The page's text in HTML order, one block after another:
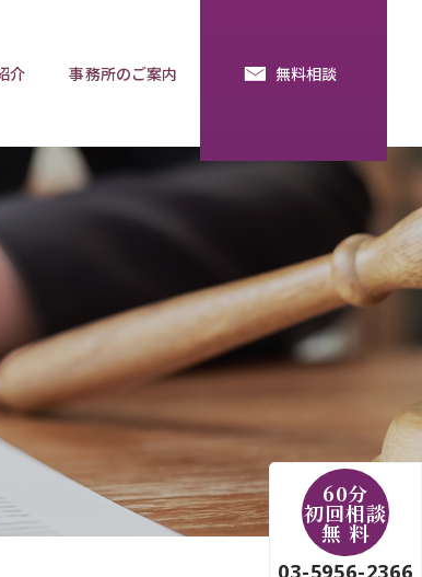
預金の使い込み
相談用語集
介 事務所のご案内 無料相談
60分
初回相談
無 料